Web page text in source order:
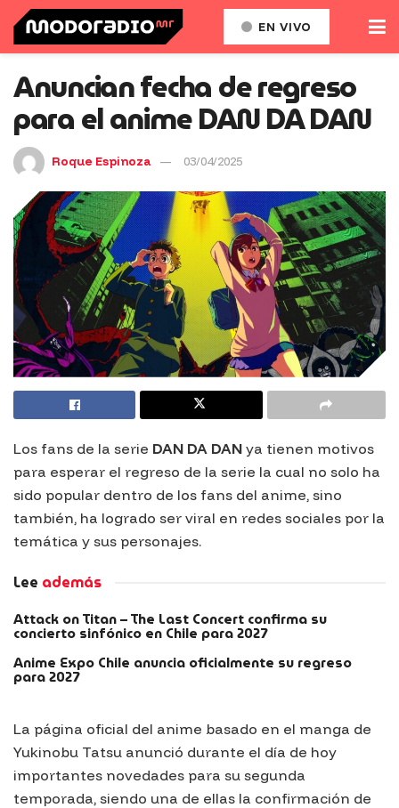
EN VIVO
Anuncian fecha de regreso
para el anime DAN DA DAN
Roque Espinoza 03/04/2025
Los fans de la serie DAN DA DAN ya tienen motivos
para esperar el regreso de la serie la cual no solo ha
sido popular dentro de los fans del anime, sino
también, ha logrado ser viral en redes sociales por la
temática y sus personajes.
Lee además
Attack on Titan – The Last Concert confirma su
concierto sinfónico en Chile para 2027
Anime Expo Chile anuncia oficialmente su regreso
para 2027
La página oficial del anime basado en el manga de
Yukinobu Tatsu anunció durante el día de hoy
importantes novedades para su segunda
temporada, siendo una de ellas la confirmación de